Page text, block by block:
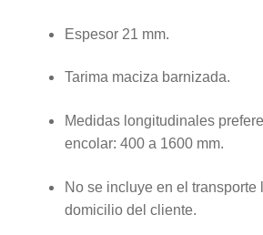
Espesor 21 mm.
Tarima maciza barnizada.
Medidas longitudinales
encolar: 400 a 1600 mm.
No se incluye en el transporte
domicilio del cliente.